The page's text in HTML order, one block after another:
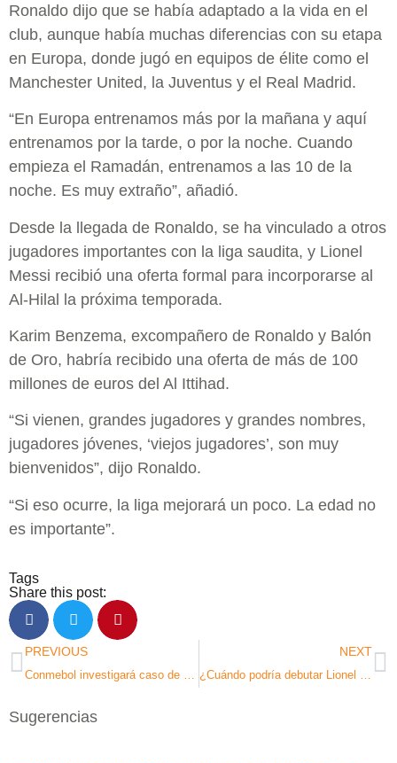
Ronaldo dijo que se había adaptado a la vida en el
club, aunque había muchas diferencias con su etapa
en Europa, donde jugó en equipos de élite como el
Manchester United, la Juventus y el Real Madrid.
“En Europa entrenamos más por la mañana y aquí
entrenamos por la tarde, o por la noche. Cuando
empieza el Ramadán, entrenamos a las 10 de la
noche. Es muy extraño”, añadió.
Desde la llegada de Ronaldo, se ha vinculado a otros
jugadores importantes con la liga saudita, y Lionel
Messi recibió una oferta formal para incorporarse al
Al-Hilal la próxima temporada.
Karim Benzema, excompañero de Ronaldo y Balón
de Oro, habría recibido una oferta de más de 100
millones de euros del Al Ittihad.
“Si vienen, grandes jugadores y grandes nombres,
jugadores jóvenes, ‘viejos jugadores’, son muy
bienvenidos”, dijo Ronaldo.
“Si eso ocurre, la liga mejorará un poco. La edad no
es importante”.
Tags
Share this post:
PREVIOUS
Conmebol investigará caso de racismo tras acusación de Hugo Rodallega en la Copa Sudamericana
NEXT
¿Cuándo podría debutar Lionel Messi en la MLS? El calendario del Inter de Miami
Sugerencias